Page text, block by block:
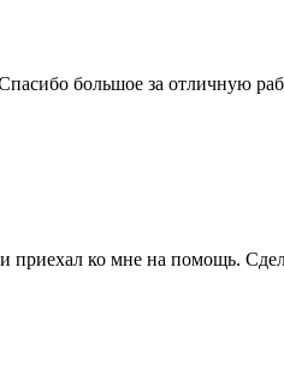
большое за отличную
ко мне на помощь.